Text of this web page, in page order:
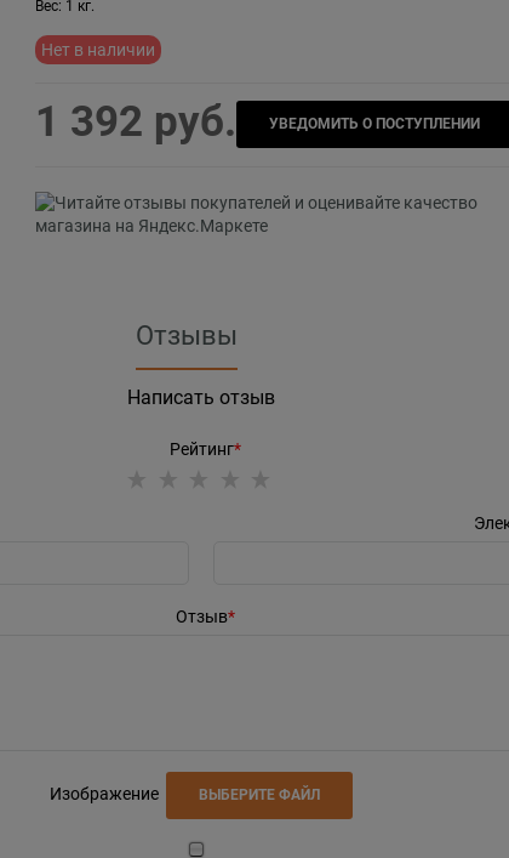
Вес: 1 кг.
Нет в наличии
1 392 руб. УВЕДОМИТЬ О ПОСТУПЛЕНИИ
Отзывы
Написать отзыв
Рейтинг
Отзыв
Изображение ВЫБЕРИТЕ ФАЙЛ